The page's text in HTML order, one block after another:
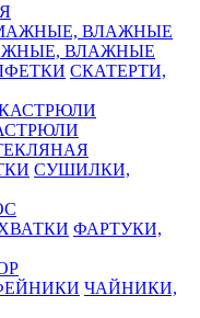
ВЛАЖНЫЕ
СКАТЕРТИ,
СУШИЛКИ,
ФАРТУКИ,
ЧАЙНИКИ,